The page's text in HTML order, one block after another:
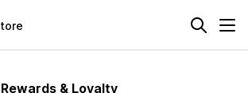
& Loyalty